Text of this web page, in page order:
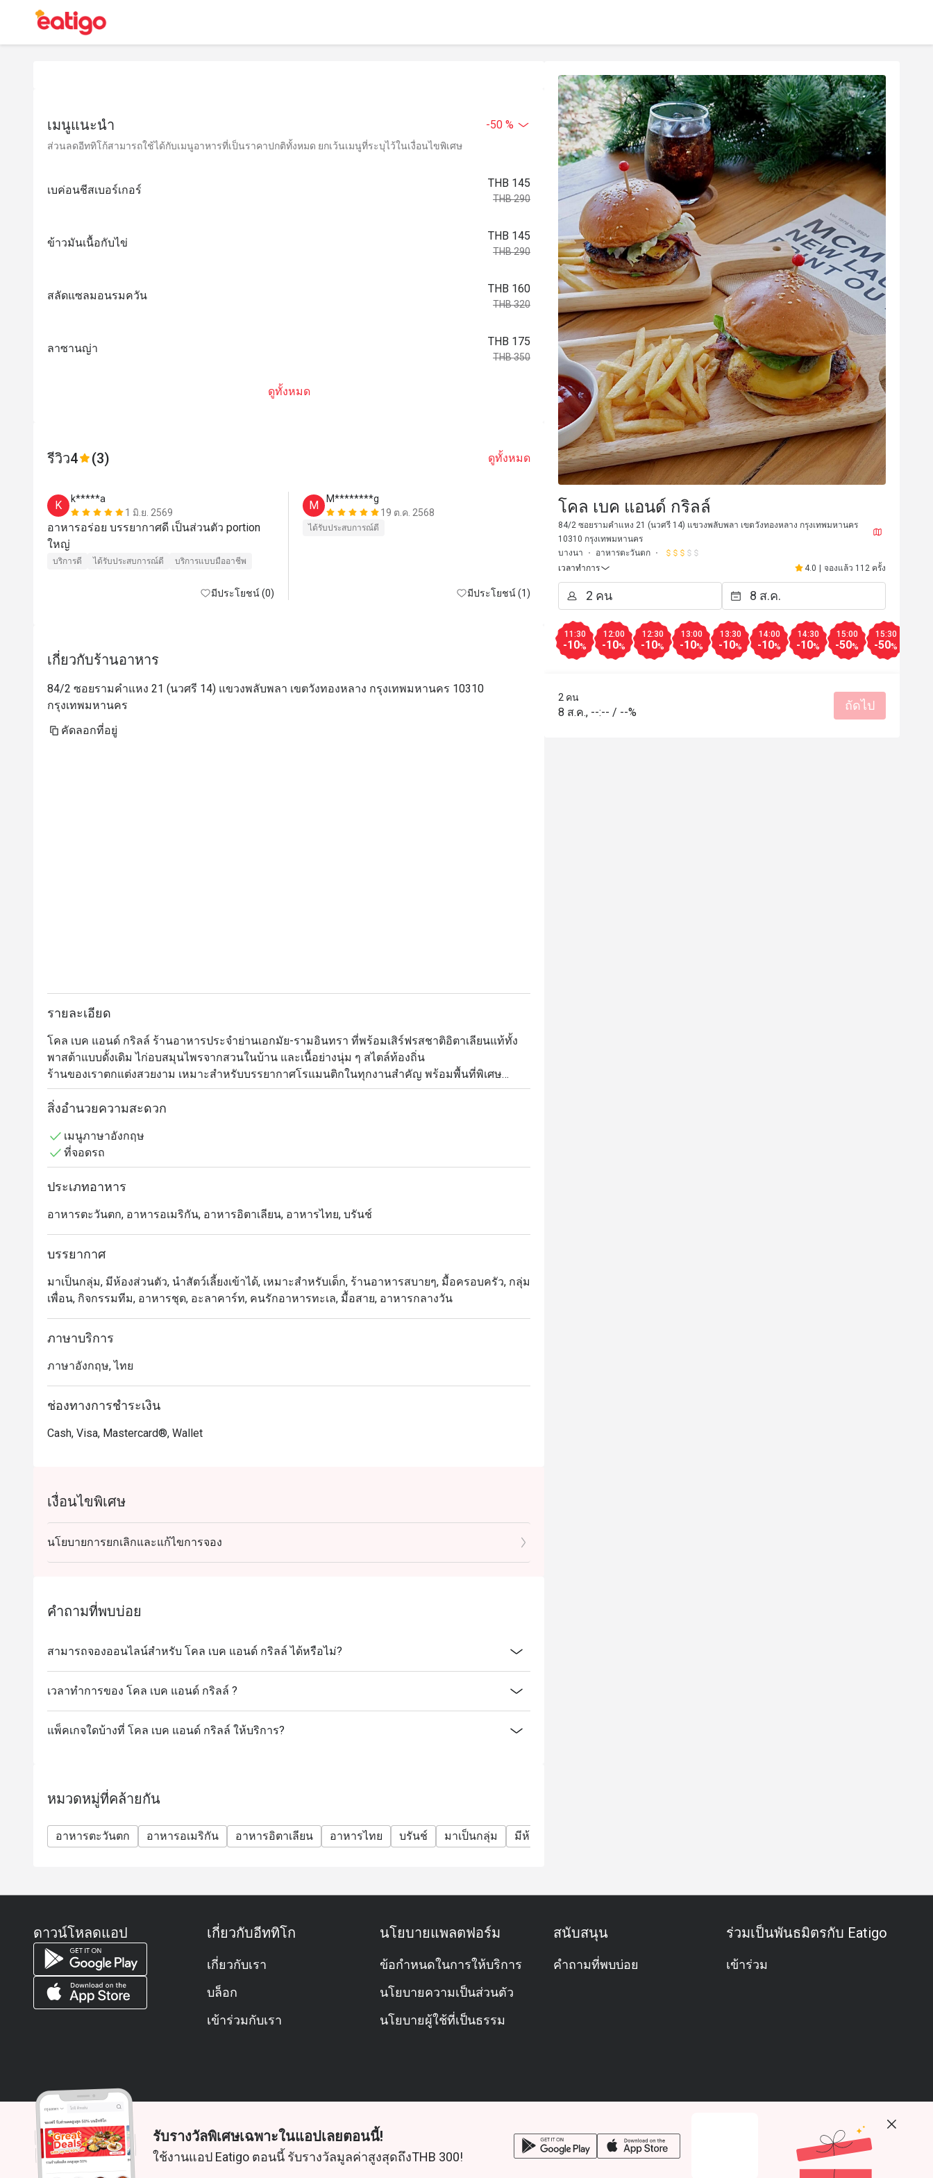
เมนูแนะนำ -50 %
ส่วนลดอีททิโก้สามารถใช้ได้กับเมนูอาหารที่เป็นราคาปกติทั้งหมด ยกเว้นเมนูที่ระบุไว้ในเงื่อนไขพิเศษ
เบค่อนชีสเบอร์เกอร์
THB 145
THB 290
ข้าวมันเนื้อกับไข่
THB 145
THB 290
สลัดแซลมอนรมควัน
THB 160
THB 320
ลาซานญ่า
THB 175
THB 350
ดูทั้งหมด
รีวิว4 (3) ดูทั้งหมด
K
k*****a
1 มิ.ย. 2569
อาหารอร่อย บรรยากาศดี เป็นส่วนตัว portion
ใหญ่
บริการดี ได้รับประสบการณ์ดี บริการแบบมืออาชีพ
มีประโยชน์ (0)
M
M********g
19 ต.ค. 2568
ได้รับประสบการณ์ดี
มีประโยชน์ (1)
T
7 มิ.ย. 2569
Beautiful ambiance, but you can’t eat the decor.
The service was attentive and the place
looked amazing, but the food was honestly
the vibe is so nice, but I go to restaurants for
มีประโยชน์ (1)
เกี่ยวกับร้านอาหาร
84/2 ซอยรามคำแหง 21 (นวศรี 14) แขวงพลับพลา เขตวังทองหลาง กรุงเทพมหานคร 10310
กรุงเทพมหานคร
คัดลอกที่อยู่
รายละเอียด
โคล เบค แอนด์ กริลล์ ร้านอาหารประจำย่านเอกมัย-รามอินทรา ที่พร้อมเสิร์ฟรสชาติอิตาเลียนแท้ทั้ง
พาสต้าแบบดั้งเดิม ไก่อบสมุนไพรจากสวนในบ้าน และเนื้อย่างนุ่ม ๆ สไตล์ท้องถิ่น
ร้านของเราตกแต่งสวยงาม เหมาะสำหรับบรรยากาศโรแมนติกในทุกงานสำคัญ พร้อมพื้นที่พิเศษ
สำหรับคนรักสัตว์เลี้ยง ให้คุณใช้เวลาคุณภาพกับเพื่อนขนฟูอย่างสบายใจ
ไม่ว่าจะฉลองวันครบรอบหรือมื้อค่ำกับครอบครัว โคล เบค แอนด์ กริลล์ คือสถานที่ที่ลงตัวสำหรับทุก
สิ่งอำนวยความสะดวก
เมนูภาษาอังกฤษ
ที่จอดรถ
ประเภทอาหาร
อาหารตะวันตก, อาหารอเมริกัน, อาหารอิตาเลียน, อาหารไทย, บรันช์
บรรยากาศ
มาเป็นกลุ่ม, มีห้องส่วนตัว, นำสัตว์เลี้ยงเข้าได้, เหมาะสำหรับเด็ก, ร้านอาหารสบายๆ, มื้อครอบครัว, กลุ่ม
เพื่อน, กิจกรรมทีม, อาหารชุด, อะลาคาร์ท, คนรักอาหารทะเล, มื้อสาย, อาหารกลางวัน
ภาษาบริการ
ภาษาอังกฤษ, ไทย
ช่องทางการชำระเงิน
Cash, Visa, Mastercard®, Wallet
เงื่อนไขพิเศษ
นโยบายการยกเลิกและแก้ไขการจอง
คำถามที่พบบ่อย
สามารถจองออนไลน์สำหรับ โคล เบค แอนด์ กริลล์ ได้หรือไม่?
เวลาทำการของ โคล เบค แอนด์ กริลล์ ?
แพ็คเกจใดบ้างที่ โคล เบค แอนด์ กริลล์ ให้บริการ?
หมวดหมู่ที่คล้ายกัน
อาหารตะวันตก อาหารอเมริกัน อาหารอิตาเลียน อาหารไทย บรันช์ มาเป็นกลุ่ม มีห้องส่วนตัว
โคล เบค แอนด์ กริลล์
84/2 ซอยรามคำแหง 21 (นวศรี 14) แขวงพลับพลา เขตวังทองหลาง กรุงเทพมหานคร
10310 กรุงเทพมหานคร
บางนา
อาหารตะวันตก
เวลาทำการ
4.0 จองแล้ว 112 ครั้ง
11:30
-10%
12:00
-10%
12:30
-10%
13:00
-10%
13:30
-10%
14:00
-10%
14:30
-10%
15:00
-50%
15:30
-50%
2 คน
8 ส.ค., --:-- / --% ถัดไป
ดาวน์โหลดแอป เกี่ยวกับอีททิโก
เกี่ยวกับเรา
บล็อก
เข้าร่วมกับเรา
นโยบายแพลตฟอร์ม
ข้อกำหนดในการให้บริการ
นโยบายความเป็นส่วนตัว
นโยบายผู้ใช้ที่เป็นธรรม
สนับสนุน
คำถามที่พบบ่อย
ร่วมเป็นพันธมิตรกับ Eatigo
เข้าร่วม
© 2026 Zoek. สงวนลิขสิทธิ์
รับรางวัลพิเศษเฉพาะในแอปเลยตอนนี้!
ใช้งานแอป Eatigo ตอนนี้ รับรางวัลมูลค่าสูงสุดถึงTHB 300!